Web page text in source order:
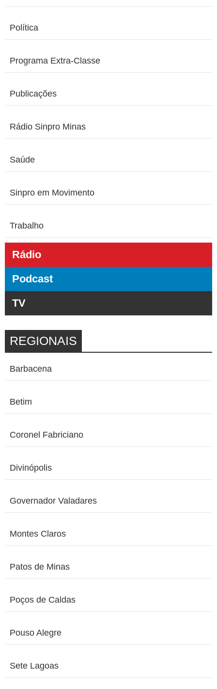
Política
Programa Extra-Classe
Publicações
Rádio Sinpro Minas
Saúde
Sinpro em Movimento
Trabalho
Rádio
Podcast
TV
REGIONAIS
Barbacena
Betim
Coronel Fabriciano
Divinópolis
Governador Valadares
Montes Claros
Patos de Minas
Poços de Caldas
Pouso Alegre
Sete Lagoas